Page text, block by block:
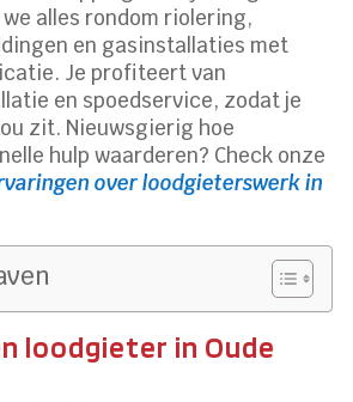
alles rondom riolering,
en gasinstallaties met
Je profiteert van
en spoedservice, zodat je
zit. Nieuwsgierig hoe
hulp waarderen? Check onze
over loodgieterswerk in
loodgieter in Oude